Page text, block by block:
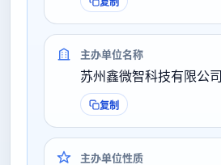
主办单位名称
苏州鑫微智科技有限公司
复制
主办单位性质